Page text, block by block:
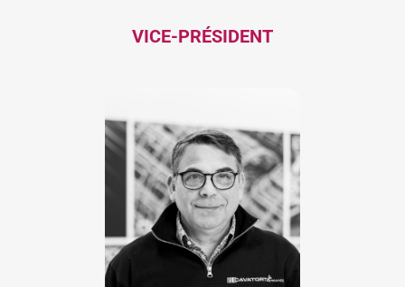
VICE-PRÉSIDENT